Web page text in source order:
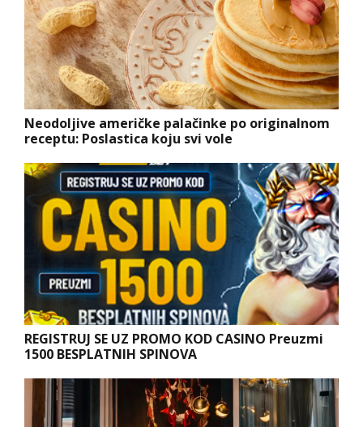
Neodoljive američke palačinke po originalnom
receptu: Poslastica koju svi vole
REGISTRUJ SE UZ PROMO KOD CASINO Preuzmi
1500 BESPLATNIH SPINOVA